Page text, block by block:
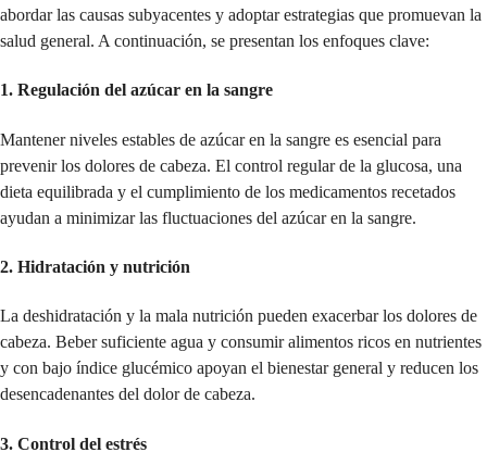
abordar las causas subyacentes y adoptar estrategias que promuevan la
salud general. A continuación, se presentan los enfoques clave:
1. Regulación del azúcar en la sangre
Mantener niveles estables de azúcar en la sangre es esencial para
prevenir los dolores de cabeza. El control regular de la glucosa, una
dieta equilibrada y el cumplimiento de los medicamentos recetados
ayudan a minimizar las fluctuaciones del azúcar en la sangre.
2. Hidratación y nutrición
La deshidratación y la mala nutrición pueden exacerbar los dolores de
cabeza. Beber suficiente agua y consumir alimentos ricos en nutrientes
y con bajo índice glucémico apoyan el bienestar general y reducen los
desencadenantes del dolor de cabeza.
3. Control del estrés